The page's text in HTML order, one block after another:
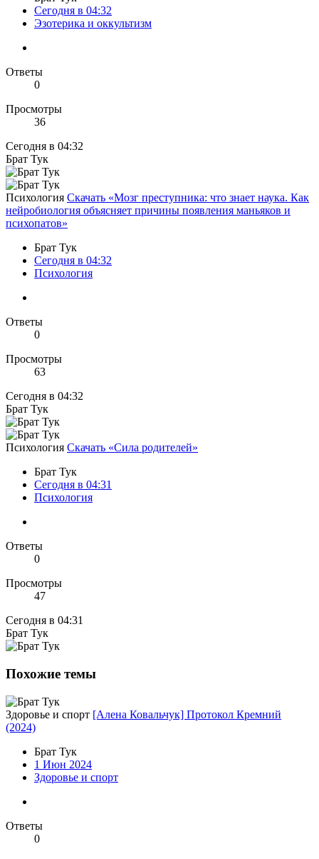
Сегодня в 04:32
Эзотерика и оккультизм
Ответы
0
Просмотры
36
Сегодня в 04:32
Брат Тук
Психология Скачать «Мозг преступника: что знает наука. Как
нейробиология объясняет причины появления маньяков и
психопатов»
Брат Тук
Сегодня в 04:32
Психология
Ответы
0
Просмотры
63
Сегодня в 04:32
Брат Тук
Психология Скачать «Сила родителей»
Брат Тук
Сегодня в 04:31
Психология
Ответы
0
Просмотры
47
Сегодня в 04:31
Брат Тук
Похожие темы
Здоровье и спорт [Алена Ковальчук] Протокол Кремний
(2024)
Брат Тук
1 Июн 2024
Здоровье и спорт
Ответы
0